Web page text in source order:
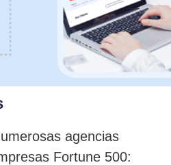
agencias
Fortune 500: